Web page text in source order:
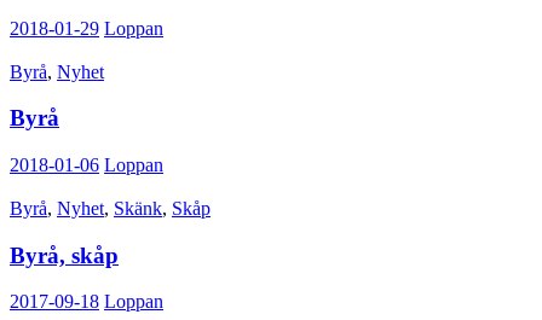
2018-01-29 Loppan
Byrå, Nyhet
Byrå
2018-01-06 Loppan
Byrå, Nyhet, Skänk, Skåp
Byrå, skåp
2017-09-18 Loppan